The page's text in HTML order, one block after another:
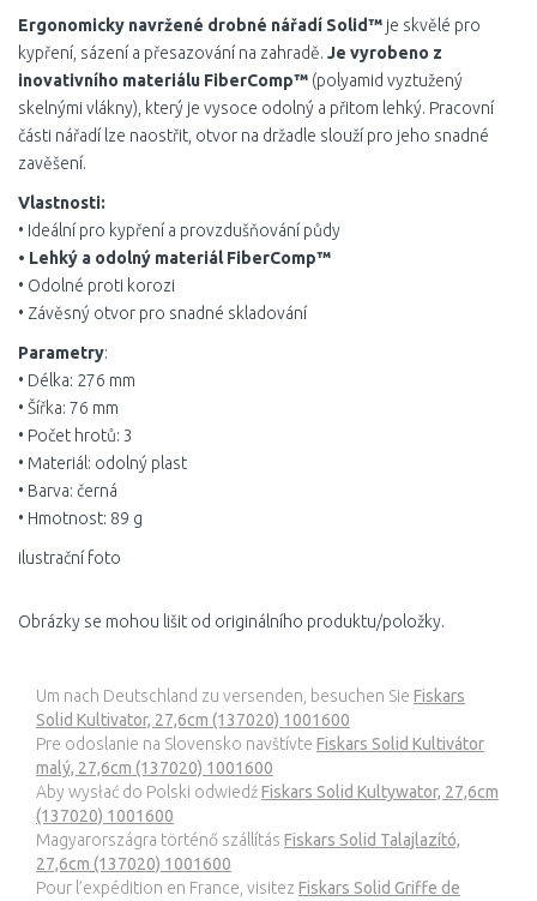
Ergonomicky navržené drobné nářadí Solid™ je skvělé pro
kypření, sázení a přesazování na zahradě. Je vyrobeno z
inovativního materiálu FiberComp™ (polyamid vyztužený
skelnými vlákny), který je vysoce odolný a přitom lehký. Pracovní
části nářadí lze naostřit, otvor na držadle slouží pro jeho snadné
zavěšení.
Vlastnosti:
• Ideální pro kypření a provzdušňování půdy
• Lehký a odolný materiál FiberComp™
• Odolné proti korozi
• Závěsný otvor pro snadné skladování
Parametry:
• Délka: 276 mm
• Šířka: 76 mm
• Počet hrotů: 3
• Materiál: odolný plast
• Barva: černá
• Hmotnost: 89 g
ilustrační foto
Obrázky se mohou lišit od originálního produktu/položky.
Um nach Deutschland zu versenden, besuchen Sie Fiskars
Solid Kultivator, 27,6cm (137020) 1001600
Pre odoslanie na Slovensko navštívte Fiskars Solid Kultivátor
malý, 27,6cm (137020) 1001600
Aby wysłać do Polski odwiedźFiskars Solid Kultywator, 27,6cm
(137020) 1001600
Magyarországra történő szállítás Fiskars Solid Talajlazító,
27,6cm (137020) 1001600
Pour l’expédition en France, visitez Fiskars Solid Griffe de